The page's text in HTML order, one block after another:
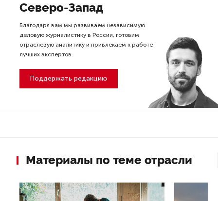
Северо-Запад
Благодаря вам мы развиваем независимую
деловую журналистику в России, готовим
отраслевую аналитику и привлекаем к работе
лучших экспертов.
Поддержать редакцию
Материалы по теме отрасли